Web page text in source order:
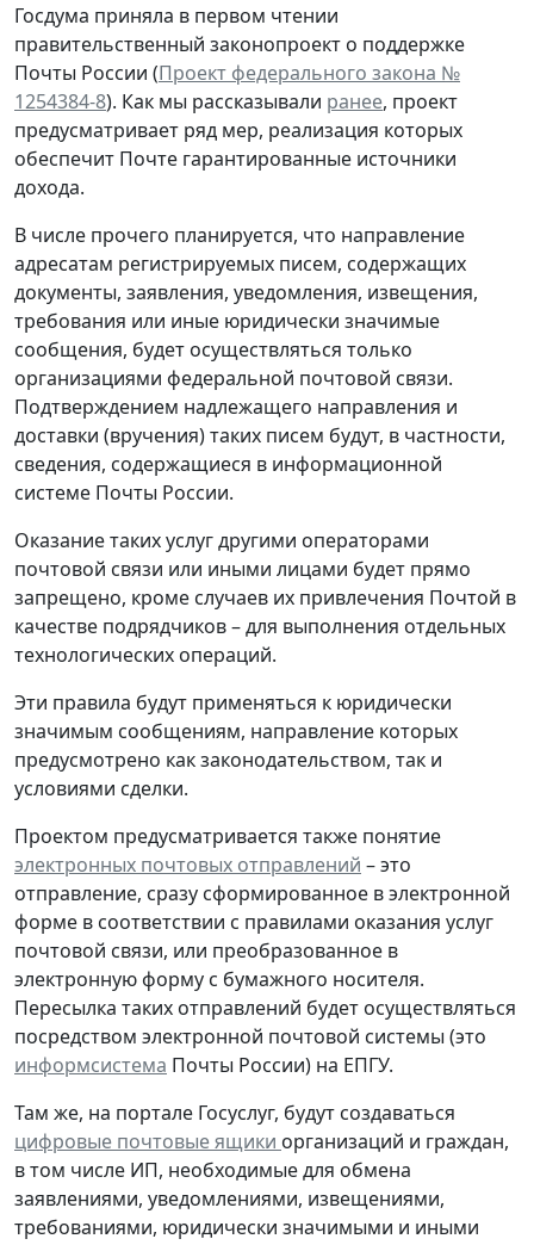
Госдума приняла в первом чтении
правительственный законопроект о поддержке
Почты России (Проект федерального закона №
1254384-8). Как мы рассказывали ранее, проект
предусматривает ряд мер, реализация которых
обеспечит Почте гарантированные источники
дохода.
В числе прочего планируется, что направление
адресатам регистрируемых писем, содержащих
документы, заявления, уведомления, извещения,
требования или иные юридически значимые
сообщения, будет осуществляться только
организациями федеральной почтовой связи.
Подтверждением надлежащего направления и
доставки (вручения) таких писем будут, в частности,
сведения, содержащиеся в информационной
системе Почты России.
Оказание таких услуг другими операторами
почтовой связи или иными лицами будет прямо
запрещено, кроме случаев их привлечения Почтой в
качестве подрядчиков – для выполнения отдельных
технологических операций.
Эти правила будут применяться к юридически
значимым сообщениям, направление которых
предусмотрено как законодательством, так и
условиями сделки.
Проектом предусматривается также понятие
электронных почтовых отправлений – это
отправление, сразу сформированное в электронной
форме в соответствии с правилами оказания услуг
почтовой связи, или преобразованное в
электронную форму с бумажного носителя.
Пересылка таких отправлений будет осуществляться
посредством электронной почтовой системы (это
информсистема Почты России) на ЕПГУ.
Там же, на портале Госуслуг, будут создаваться
цифровые почтовые ящики организаций и граждан,
в том числе ИП, необходимые для обмена
заявлениями, уведомлениями, извещениями,
требованиями, юридически значимыми и иными